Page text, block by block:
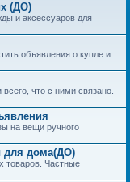
(ДО)
и аксессуаров для
объявления о купле и
что с ними связано.
на вещи ручного
для дома(ДО)
товаров. Частные